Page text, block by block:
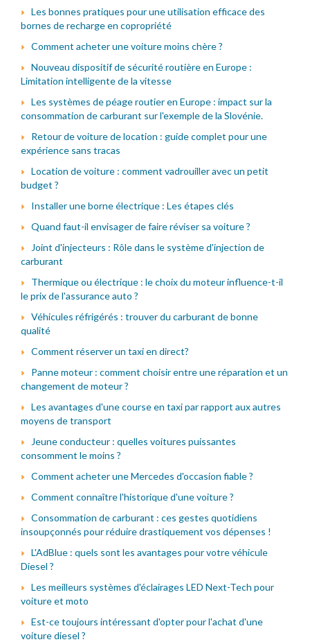
Les bonnes pratiques pour une utilisation efficace des
bornes de recharge en copropriété
Comment acheter une voiture moins chère ?
Nouveau dispositif de sécurité routière en Europe :
Limitation intelligente de la vitesse
Les systèmes de péage routier en Europe : impact sur la
consommation de carburant sur l'exemple de la Slovénie.
Retour de voiture de location : guide complet pour une
expérience sans tracas
Location de voiture : comment vadrouiller avec un petit
budget ?
Installer une borne électrique : Les étapes clés
Quand faut-il envisager de faire réviser sa voiture ?
Joint d'injecteurs : Rôle dans le système d'injection de
carburant
Thermique ou électrique : le choix du moteur influence-t-il
le prix de l'assurance auto ?
Véhicules réfrigérés : trouver du carburant de bonne
qualité
Comment réserver un taxi en direct?
Panne moteur : comment choisir entre une réparation et un
changement de moteur ?
Les avantages d'une course en taxi par rapport aux autres
moyens de transport
Jeune conducteur : quelles voitures puissantes
consomment le moins ?
Comment acheter une Mercedes d'occasion fiable ?
Comment connaître l'historique d'une voiture ?
Consommation de carburant : ces gestes quotidiens
insoupçonnés pour réduire drastiquement vos dépenses !
L'AdBlue : quels sont les avantages pour votre véhicule
Diesel ?
Les meilleurs systèmes d'éclairages LED Next-Tech pour
voiture et moto
Est-ce toujours intéressant d'opter pour l'achat d'une
voiture diesel ?